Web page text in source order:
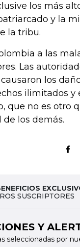
los más
y la
la tribu.
a las
Las
los
ilimitados y
que no es otro
los demás.
SUSCRIPTORES
Y
seleccionadas por